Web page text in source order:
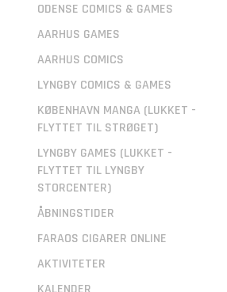
ODENSE COMICS & GAMES
AARHUS GAMES
AARHUS COMICS
LYNGBY COMICS & GAMES
KØBENHAVN MANGA (LUKKET -
FLYTTET TIL STRØGET)
LYNGBY GAMES (LUKKET -
FLYTTET TIL LYNGBY
STORCENTER)
ÅBNINGSTIDER
FARAOS CIGARER ONLINE
AKTIVITETER